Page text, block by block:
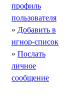
профиль
пользователя
» Добавить в
игнор-список
» Послать
личное
сообщение